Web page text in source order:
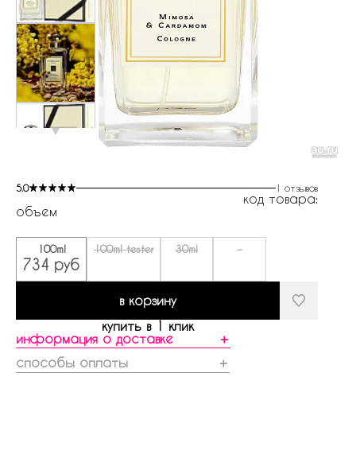
5.0 1 отзывов
код товара:
объем
100ml
734 руб
100ml tester 30ml -
в корзину
купить в 1 клик
информация о доставке
＋
способы оплаты
＋